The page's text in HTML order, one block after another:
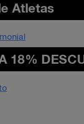
Atletas
18%